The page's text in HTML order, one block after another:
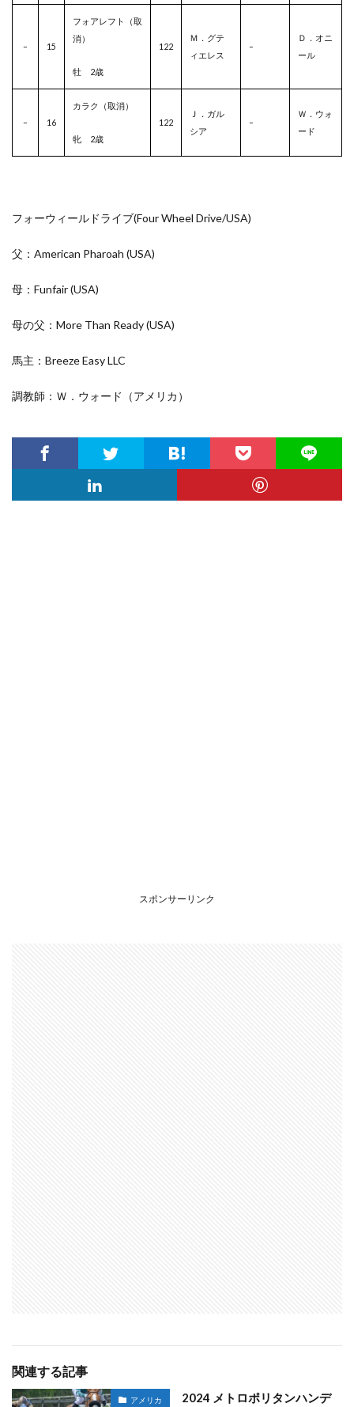
– 15
フォアレフト（取
消）
牡 2歳
122
Ｍ．グテ
ィエレス
–
Ｄ．オニ
ール
– 16
カラク（取消）
牝 2歳
122
Ｊ．ガル
シア
–
Ｗ．ウォ
ード
フォーウィールドライブ(Four Wheel Drive/USA)
父：American Pharoah (USA)
母：Funfair(USA)
母の父：More Than Ready(USA)
馬主：Breeze Easy LLC
調教師：Ｗ．ウォード（アメリカ）
スポンサーリンク
関連する記事
アメリカ
2024 メトロポリタンハンデ